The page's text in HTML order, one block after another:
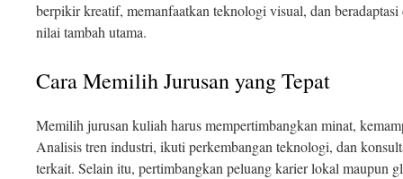
berpikir kreatif, memanfaatkan teknologi visual, dan
nilai tambah utama.
Cara Memilih Jurusan yang Tepat
Memilih jurusan kuliah harus mempertimbangkan minat,
Analisis tren industri, ikuti perkembangan teknologi, dan
terkait. Selain itu, pertimbangkan peluang karier lokal maupun